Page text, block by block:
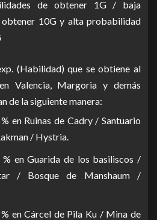
de obtener 1G / baja
10G y alta probabilidad
(Habilidad) que se obtiene al
Valencia, Margoria y demás
de la siguiente manera:
en Ruinas de Cadry / Santuario
/ Hystria.
en Guarida de los basiliscos /
/ Bosque de Manshaum /
en Cárcel de Pila Ku / Mina de